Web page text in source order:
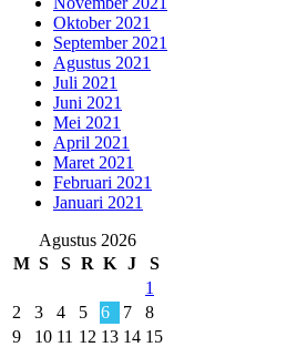
Oktober 2021
September 2021
Agustus 2021
Juli 2021
Juni 2021
Mei 2021
April 2021
Maret 2021
Februari 2021
Januari 2021
Agustus 2026
M S S R K J
S
1
2
3 4 5 6 7
8
9
10 11 12 13 14 15